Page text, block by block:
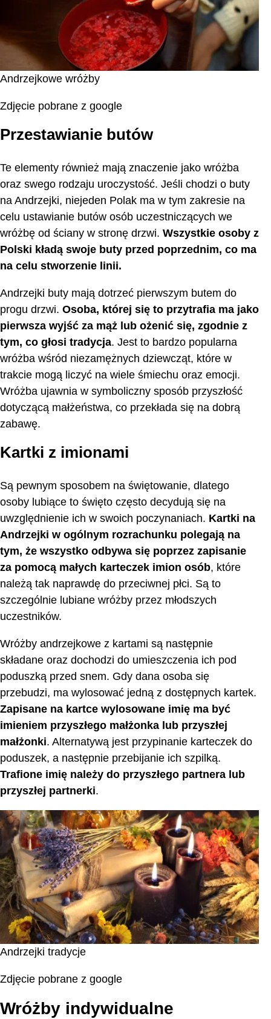
Andrzejkowe wróżby
Zdjęcie pobrane z google
Przestawianie butów
Te elementy również mają znaczenie jako wróżba
oraz swego rodzaju uroczystość. Jeśli chodzi o buty
na Andrzejki, niejeden Polak ma w tym zakresie na
celu ustawianie butów osób uczestniczących we
wróżbę od ściany w stronę drzwi. Wszystkie osoby z
Polski kładą swoje buty przed poprzednim, co ma
na celu stworzenie linii.
Andrzejki buty mają dotrzeć pierwszym butem do
progu drzwi. Osoba, której się to przytrafia ma jako
pierwsza wyjść za mąż lub ożenić się, zgodnie z
tym, co głosi tradycja. Jest to bardzo popularna
wróżba wśród niezamężnych dziewcząt, które w
trakcie mogą liczyć na wiele śmiechu oraz emocji.
Wróżba ujawnia w symboliczny sposób przyszłość
dotyczącą małżeństwa, co przekłada się na dobrą
zabawę.
Kartki z imionami
Są pewnym sposobem na świętowanie, dlatego
osoby lubiące to święto często decydują się na
uwzględnienie ich w swoich poczynaniach. Kartki na
Andrzejki w ogólnym rozrachunku polegają na
tym, że wszystko odbywa się poprzez zapisanie
za pomocą małych karteczek imion osób, które
należą tak naprawdę do przeciwnej płci. Są to
szczególnie lubiane wróżby przez młodszych
uczestników.
Wróżby andrzejkowe z kartami są następnie
składane oraz dochodzi do umieszczenia ich pod
poduszką przed snem. Gdy dana osoba się
przebudzi, ma wylosować jedną z dostępnych kartek.
Zapisane na kartce wylosowane imię ma być
imieniem przyszłego małżonka lub przyszłej
małżonki. Alternatywą jest przypinanie karteczek do
poduszek, a następnie przebijanie ich szpilką.
Trafione imię należy do przyszłego partnera lub
przyszłej partnerki.
Andrzejki tradycje
Zdjęcie pobrane z google
Wróżby indywidualne